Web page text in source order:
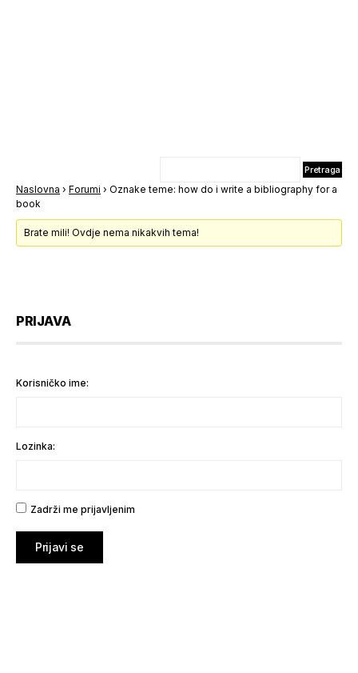
Naslovna › Forumi › Oznake teme: how do i write a bibliography for a
book
Brate mili! Ovdje nema nikakvih tema!
PRIJAVA
Korisničko ime:
Lozinka:
Zadrži me prijavljenim
Prijavi se